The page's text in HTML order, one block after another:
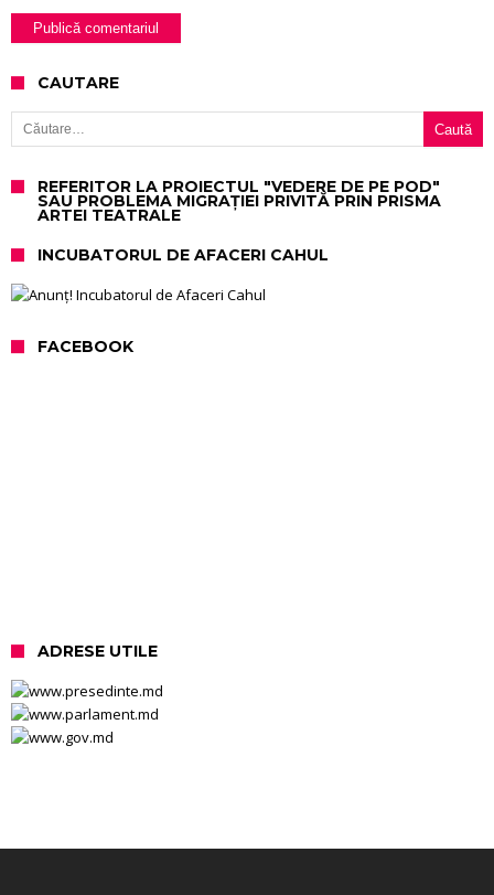
CAUTARE
Caută după:
REFERITOR LA PROIECTUL "VEDERE DE PE POD"
SAU PROBLEMA MIGRAȚIEI PRIVITĂ PRIN PRISMA
ARTEI TEATRALE
INCUBATORUL DE AFACERI CAHUL
FACEBOOK
ADRESE UTILE